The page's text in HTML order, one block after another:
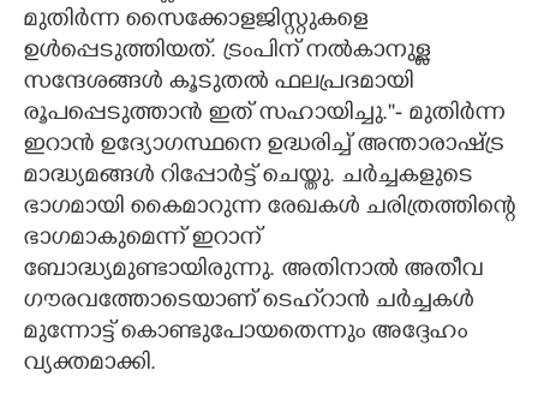
മുതിര്‍ന്ന സൈക്കോളജിസ്റ്റുകളെ
ഉള്‍പ്പെടുത്തിയത്. ട്രംപിന് നല്‍കാനുള്ള
സന്ദേശങ്ങള്‍ കൂടുതല്‍ ഫലപ്രദമായി
രൂപപ്പെടുത്താന്‍ ഇത് സഹായിച്ചു.''- മുതിര്‍ന്ന
ഇറാന്‍ ഉദ്യോഗസ്ഥനെ ഉദ്ധരിച്ച് അന്താരാഷ്ട്ര
മാദ്ധ്യമങ്ങള്‍ റിപ്പോര്‍ട്ട് ചെയ്തു. ചര്‍ച്ചകളുടെ
ഭാഗമായി കൈമാറുന്ന രേഖകള്‍ ചരിത്രത്തിന്റെ
ഭാഗമാകുമെന്ന് ഇറാന്
ബോദ്ധ്യമുണ്ടായിരുന്നു. അതിനാല്‍ അതീവ
ഗൗരവത്തോടെയാണ് ടെഹ്‌റാന്‍ ചര്‍ച്ചകള്‍
മുന്നോട്ട് കൊണ്ടുപോയതെന്നും അദ്ദേഹം
വ്യക്തമാക്കി.